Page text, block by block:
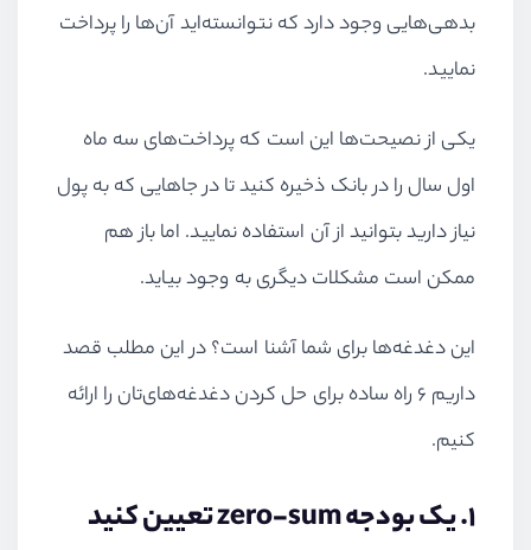
بدهی‌هایی وجود دارد که نتوانسته‌اید آن‌ها را پرداخت
نمایید.
یکی از نصیحت‌ها این است که پرداخت‌های سه ماه
اول سال را در بانک ذخیره کنید تا در جاهایی که به پول
نیاز دارید بتوانید از آن استفاده نمایید. اما باز هم
ممکن است مشکلات دیگری به وجود بیاید.
این دغدغه‌ها برای شما آشنا است؟ در این مطلب قصد
داریم ۶ راه ساده برای حل کردن دغدغه‌های‌تان را ارائه
کنیم.
۱. یک بودجه zero-sum تعیین کنید